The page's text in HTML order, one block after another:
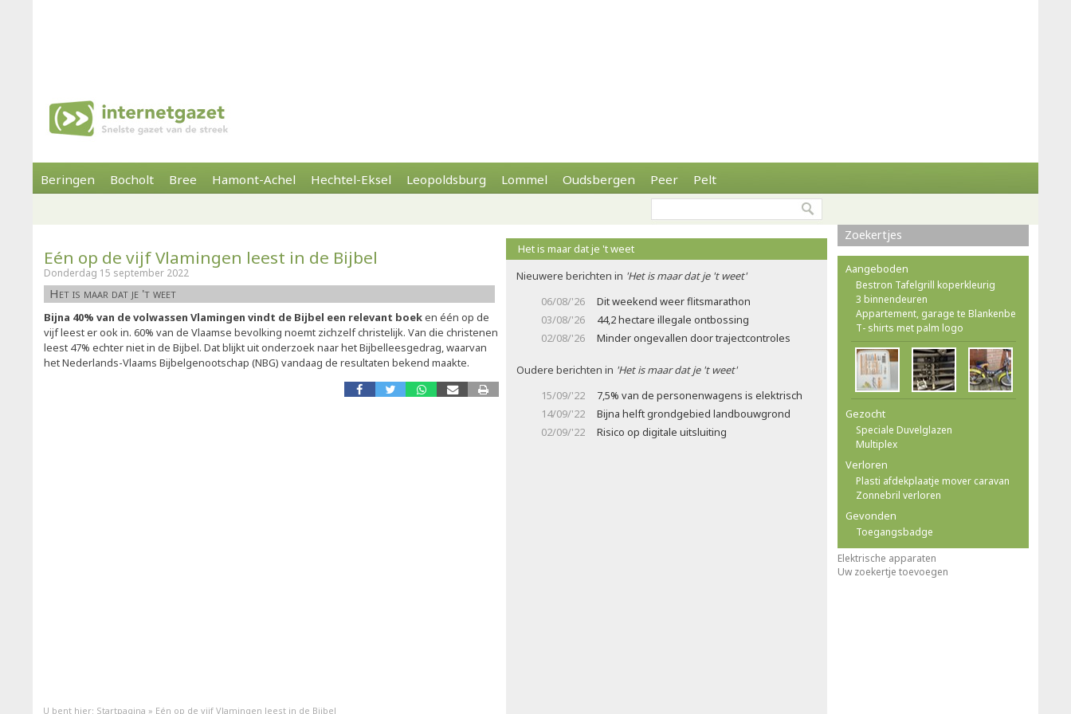
Beringen Bocholt Bree Hamont-Achel Hechtel-Eksel Leopoldsburg Lommel Oudsbergen Peer Pelt
Eén op de vijf Vlamingen leest in de Bijbel
Donderdag 15 september 2022
Het is maar dat je 't weet
Bijna 40% van de volwassen Vlamingen vindt de Bijbel een relevant boeken één op de
vijf leest er ook in. 60% van de Vlaamse bevolking noemt zichzelf christelijk. Van die christenen
leest 47% echter niet in de Bijbel. Dat blijkt uit onderzoek naar het Bijbelleesgedrag, waarvan
het Nederlands-Vlaams Bijbelgenootschap (NBG) vandaag de resultaten bekend maakte.
Het is maar dat je 't weet
Nieuwere berichten in 'Het is maar dat je 't weet'
06/08/'26
Dit weekend weer flitsmarathon
03/08/'26
44,2 hectare illegale ontbossing
02/08/'26
Minder ongevallen door trajectcontroles
Oudere berichten in 'Het is maar dat je 't weet'
15/09/'22
7,5% van de personenwagens is elektrisch
14/09/'22
Bijna helft grondgebied landbouwgrond
02/09/'22
Risico op digitale uitsluiting
Zoekertjes
Aangeboden
Bestron Tafelgrill koperkleurig
3 binnendeuren
Appartement, garage te Blankenbe
T- shirts met palm logo
Gezocht
Speciale Duvelglazen
Multiplex
Verloren
Plasti afdekplaatje mover caravan
Zonnebril verloren
Gevonden
Toegangsbadge
Elektrische apparaten
Uw zoekertje toevoegen
U bent hier: Startpagina » Eén op de vijf Vlamingen leest in de Bijbel